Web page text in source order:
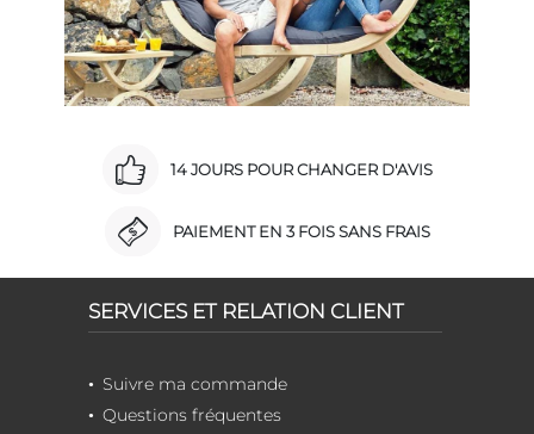
14 JOURS POUR CHANGER D'AVIS
PAIEMENT EN 3 FOIS SANS FRAIS
SERVICES ET RELATION CLIENT
Suivre ma commande
Questions fréquentes